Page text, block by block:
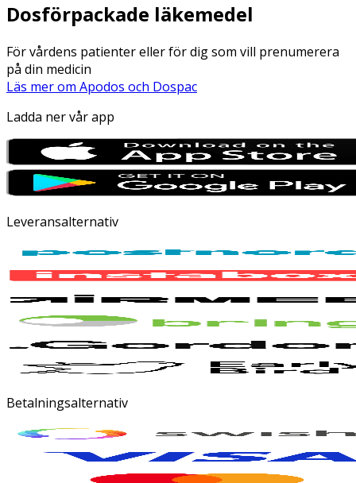
Dosförpackade läkemedel
För vårdens patienter eller för dig som vill prenumerera
på din medicin
Läs mer om Apodos och Dospac
Ladda ner vår app
Leveransalternativ
Betalningsalternativ